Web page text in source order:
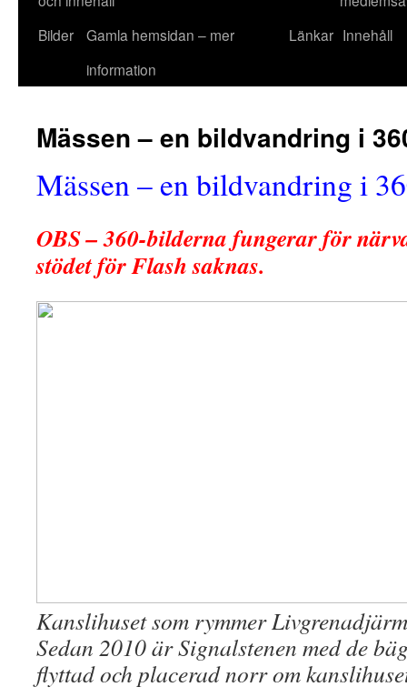
Bilder
Gamla hemsidan – mer
information
Länkar Innehåll
Mässen – en bildvandring i
Mässen – en bildvandring i
OBS – 360-bilderna fungerar för
stödet för Flash saknas.
Kanslihuset som rymmer
Sedan 2010 är Signalstenen med de
flyttad och placerad norr om